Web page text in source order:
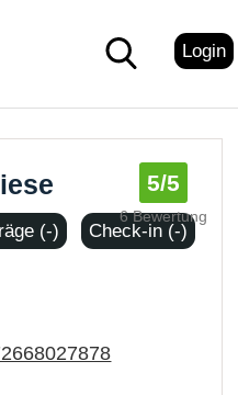
Login
5/5
6 Bewertung
(-) Check-in (-)